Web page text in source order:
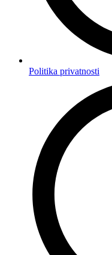
Politika privatnosti